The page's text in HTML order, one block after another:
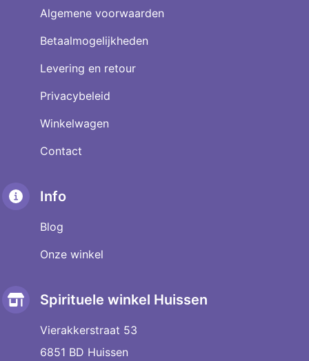
Algemene voorwaarden
Betaalmogelijkheden
Levering en retour
Privacybeleid
Winkelwagen
Contact
Info
Blog
Onze winkel
Spirituele winkel Huissen
Vierakkerstraat 53
6851 BD Huissen